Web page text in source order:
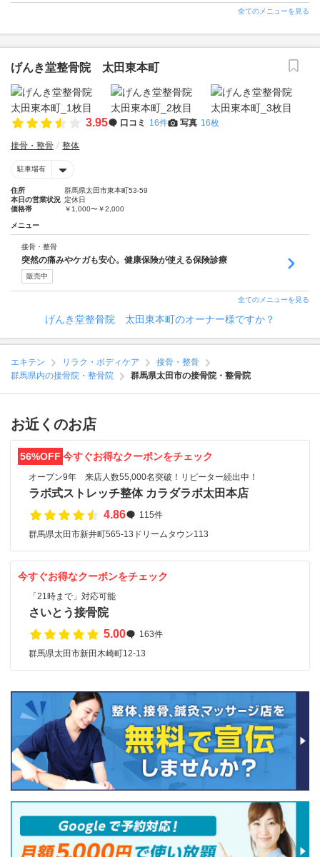
全てのメニューを見る
げんき堂整骨院 太田東本町
3.95 口コミ 16件 写真 16枚
接骨・整骨 整体
駐車場有
住所
群馬県太田市東本町53-59
本日の営業状況 定休日
価格帯
￥1,000〜￥2,000
メニュー
接骨・整骨
突然の痛みやケガも安心。健康保険が使える保険診療
販売中
全てのメニューを見る
げんき堂整骨院 太田東本町のオーナー様ですか？
エキテン リラク・ボディケア
接骨・整骨
群馬県内の接骨院・整骨院
群馬県太田市の接骨院・整骨院
お近くのお店
56%OFF 今すぐお得なクーポンをチェック
オープン9年 来店人数55,000名突破！リピーター続出中！
ラボ式ストレッチ整体 カラダラボ太田本店
4.86
115件
群馬県太田市新井町565-13ドリームタウン113
今すぐお得なクーポンをチェック
「21時まで」対応可能
さいとう接骨院
5.00
163件
群馬県太田市新田木崎町12-13